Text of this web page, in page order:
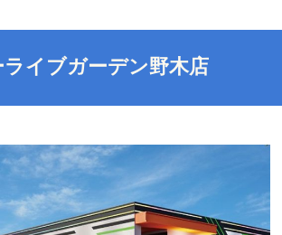
イブガーデン野木店